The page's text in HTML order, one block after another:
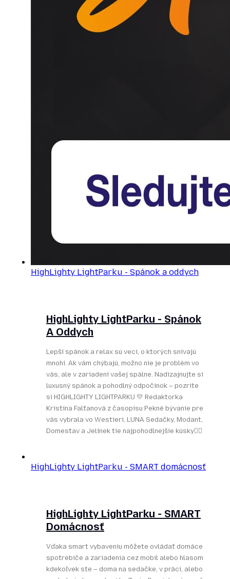
HighLighty LightParku - Spánok a oddych
HighLighty LightParku - Spánok
A Oddych
Lepší spánok a relax sú veci, o ktorých snívajú
mnohí. Ak vám chýbajú, možno nie je problém vo
vás, ale v zariadení vašej spálne. Nadizajnujte si
luxusný spánok a pohodlný odpočinok – pozrite
si HIGHLIGHTY LIGHTPARKU 💛 Redaktorka
Kristína Falťanová z časopisu Pekné bývanie pre
vás vybrala vo Westieri, LUNA Sedačky, Modant,
Domestav a Jelínek tie najpohodlnejšie kúsky👌🏻
HighLighty LightParku - SMART domácnosť
HighLighty LightParku - SMART
Domácnosť
Vďaka smart vybaveniu môžete ovládať domáce
spotrebiče a zariadenia cez mobil alebo hlasom
kdekoľvek ste – doma na sedačke, v práci, alebo